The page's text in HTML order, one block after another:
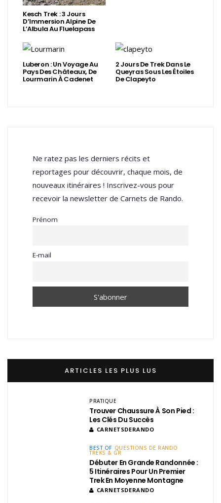
Kesch Trek : 3 Jours
D’Immersion Alpine De
L’Albula Au Fluelapass
Luberon : Un Voyage Au
Pays Des Châteaux, De
Lourmarin À Cadenet
2 Jours De Trek Dans Le
Queyras Sous Les Étoiles
De Clapeyto
Ne ratez pas les derniers récits et
reportages pour découvrir, chaque mois, de
nouveaux itinéraires ! Inscrivez-vous pour
recevoir la newsletter de Carnets de Rando.
Prénom
E-mail
ARTICLES LES PLUS LUS
PRATIQUE
Trouver Chaussure À Son Pied :
Les Clés Du Succès
CARNETSDERANDO
BEST OF QUESTIONS DE RANDO
TREKS & GR
Débuter En Grande Randonnée :
5 Itinéraires Pour Un Premier
Trek En Moyenne Montagne
CARNETSDERANDO